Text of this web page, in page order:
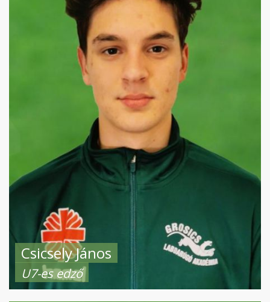
Csicsely János
U7-es edző